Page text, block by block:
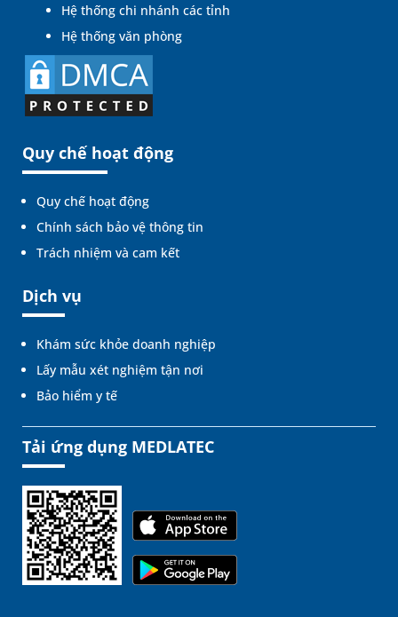
Hệ thống chi nhánh các tỉnh
Hệ thống văn phòng
Quy chế hoạt động
Quy chế hoạt động
Chính sách bảo vệ thông tin
Trách nhiệm và cam kết
Dịch vụ
Khám sức khỏe doanh nghiệp
Lấy mẫu xét nghiệm tận nơi
Bảo hiểm y tế
Tải ứng dụng MEDLATEC